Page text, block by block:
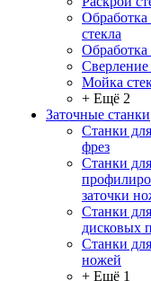
стекла
Обработка
Сверление
Мойка
+ Ещё 2
Заточные станки
Станки
фрез
Станки для
заточки
Станки
дисковых
Станки
ножей
+ Ещё 1